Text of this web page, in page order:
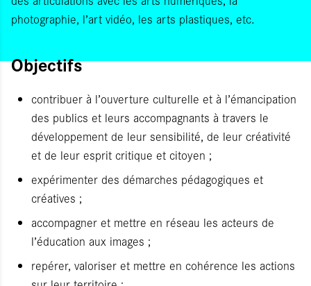
photographie, l’art vidéo, les arts plastiques, etc.
Objectifs
contribuer à l’ouverture culturelle et à l’émancipation
des publics et leurs accompagnants à travers le
développement de leur sensibilité, de leur créativité
et de leur esprit critique et citoyen ;
expérimenter des démarches pédagogiques et
créatives ;
accompagner et mettre en réseau les acteurs de
l’éducation aux images ;
repérer, valoriser et mettre en cohérence les actions